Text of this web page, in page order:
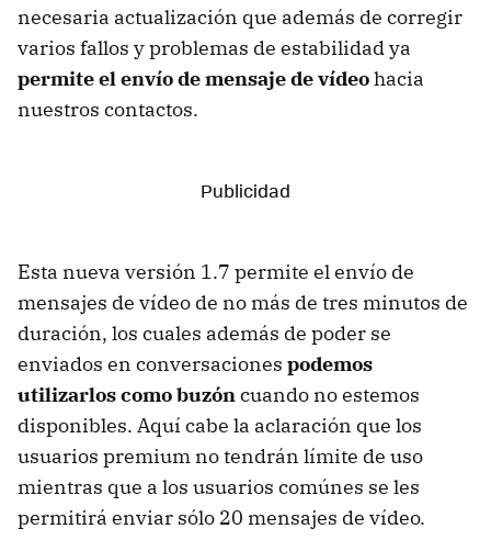
necesaria actualización que además de corregir
varios fallos y problemas de estabilidad ya
permite el envío de mensaje de vídeohacia
nuestros contactos.
Esta nueva versión 1.7 permite el envío de
mensajes de vídeo de no más de tres minutos de
duración, los cuales además de poder se
enviados en conversaciones podemos
utilizarlos como buzóncuando no estemos
disponibles. Aquí cabe la aclaración que los
usuarios premium no tendrán límite de uso
mientras que a los usuarios comúnes se les
permitirá enviar sólo 20 mensajes de vídeo.